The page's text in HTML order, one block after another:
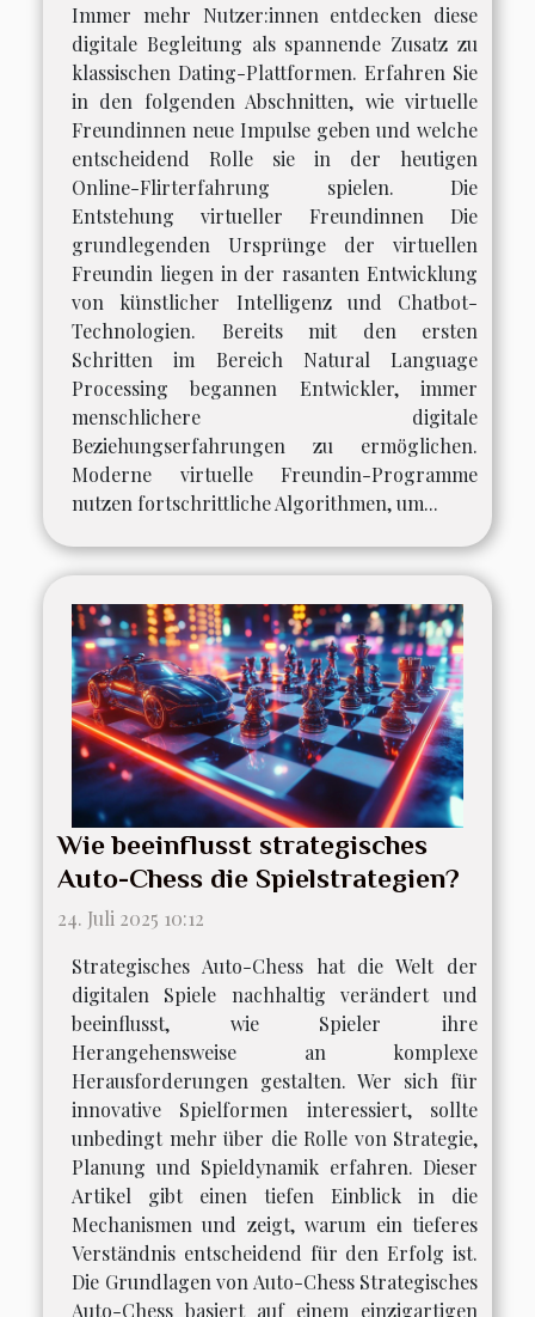
Immer mehr Nutzer:innen entdecken diese
digitale Begleitung als spannende Zusatz zu
klassischen Dating-Plattformen. Erfahren Sie
in den folgenden Abschnitten, wie virtuelle
Freundinnen neue Impulse geben und welche
entscheidend Rolle sie in der heutigen
Online-Flirterfahrung spielen. Die
Entstehung virtueller Freundinnen Die
grundlegenden Ursprünge der virtuellen
Freundin liegen in der rasanten Entwicklung
von künstlicher Intelligenz und Chatbot-
Technologien. Bereits mit den ersten
Schritten im Bereich Natural Language
Processing begannen Entwickler, immer
menschlichere digitale
Beziehungserfahrungen zu ermöglichen.
Moderne virtuelle Freundin-Programme
nutzen fortschrittliche Algorithmen, um...
Wie beeinflusst strategisches
Auto-Chess die Spielstrategien?
24. Juli 2025 10:12
Strategisches Auto-Chess hat die Welt der
digitalen Spiele nachhaltig verändert und
beeinflusst, wie Spieler ihre
Herangehensweise an komplexe
Herausforderungen gestalten. Wer sich für
innovative Spielformen interessiert, sollte
unbedingt mehr über die Rolle von Strategie,
Planung und Spieldynamik erfahren. Dieser
Artikel gibt einen tiefen Einblick in die
Mechanismen und zeigt, warum ein tieferes
Verständnis entscheidend für den Erfolg ist.
Die Grundlagen von Auto-Chess Strategisches
Auto-Chess basiert auf einem einzigartigen